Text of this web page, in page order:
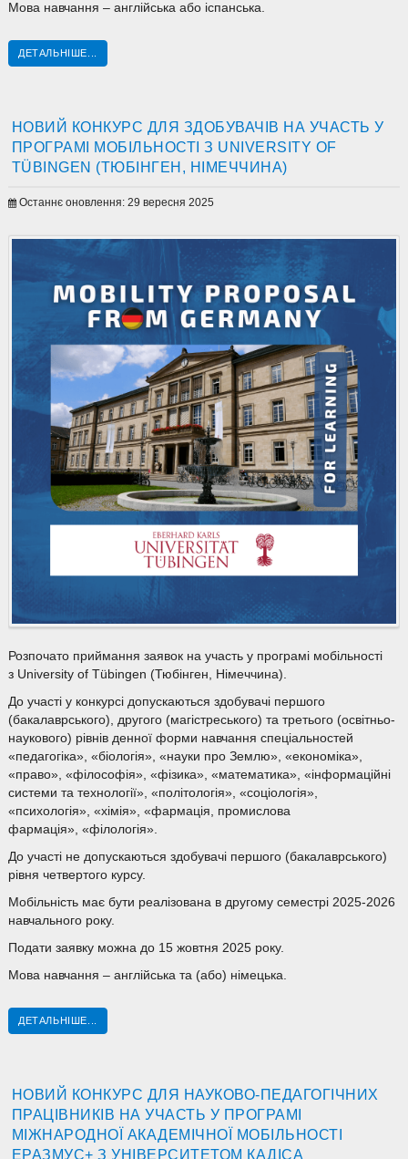
Мова навчання – англійська або іспанська.
ДЕТАЛЬНІШЕ...
НОВИЙ КОНКУРС ДЛЯ ЗДОБУВАЧІВ НА УЧАСТЬ У
ПРОГРАМІ МОБІЛЬНОСТІ З UNIVERSITY OF
TÜBINGEN (ТЮБІНГЕН, НІМЕЧЧИНА)
Останнє оновлення: 29 вересня 2025
Розпочато приймання заявок на участь у програмі мобільності
з University of Tübingen (Тюбінген, Німеччина).
До участі у конкурсі допускаються здобувачі першого
(бакалаврського), другого (магістреського) та третього (освітньо-
наукового) рівнів денної форми навчання спеціальностей
«педагогіка», «біологія», «науки про Землю», «економіка»,
«право», «філософія», «фізика», «математика», «інформаційні
системи та технології», «політологія», «соціологія»,
«психологія», «хімія», «фармація, промислова
фармація», «філологія».
До участі не допускаються здобувачі першого (бакалаврського)
рівня четвертого курсу.
Мобільність має бути реалізована в другому семестрі 2025-2026
навчального року.
Подати заявку можна до 15 жовтня 2025 року.
Мова навчання – англійська та (або) німецька.
ДЕТАЛЬНІШЕ...
НОВИЙ КОНКУРС ДЛЯ НАУКОВО-ПЕДАГОГІЧНИХ
ПРАЦІВНИКІВ НА УЧАСТЬ У ПРОГРАМІ
МІЖНАРОДНОЇ АКАДЕМІЧНОЇ МОБІЛЬНОСТІ
ЕРАЗМУС+ З УНІВЕРСИТЕТОМ КАДІСА